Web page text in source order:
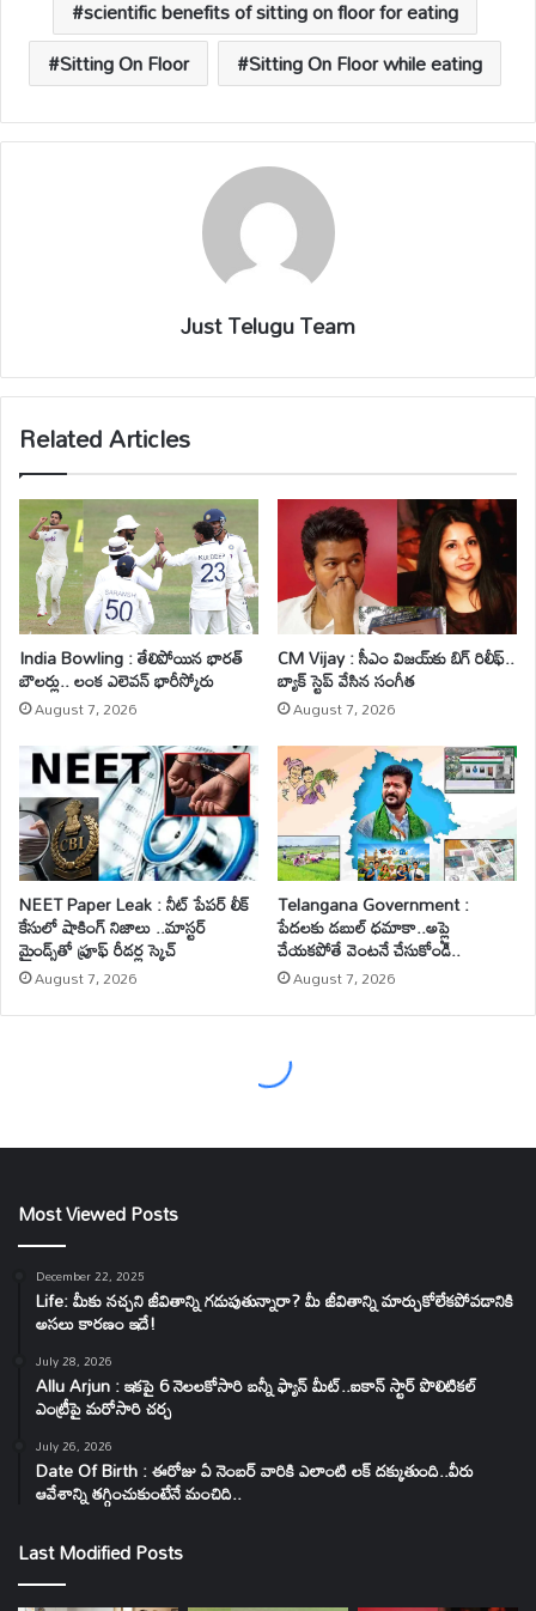
Most Viewed Posts
December 22, 2025
Life: మీకు నచ్చని జీవితాన్ని గడుపుతున్నారా? మీ జీవితాన్ని మార్చుకోలేకపోవడానికి
అసలు కారణం ఇదే!
July 28, 2026
Allu Arjun : ఇకపై 6 నెలలకోసారి బన్నీ ఫ్యాన్ మీట్..ఐకాన్ స్టార్ పొలిటికల్
ఎంట్రీపై మరోసారి చర్చ
July 26, 2026
Date Of Birth : ఈరోజు ఏ నెంబర్ వారికి ఎలాంటి లక్ దక్కుతుంది..వీరు
ఆవేశాన్ని తగ్గించుకుంటేనే మంచిది..
Last Modified Posts